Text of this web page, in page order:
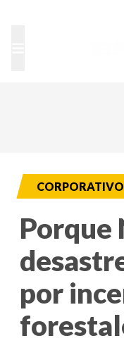
CORPORATIVO
Porque
por